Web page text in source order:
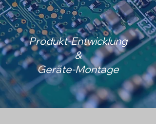
Produkt-Entwicklung
&
Geräte-Montage